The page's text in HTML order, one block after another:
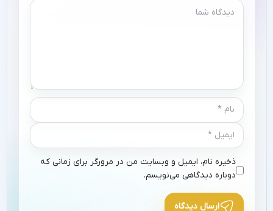
ذخیره نام، ایمیل و وبسایت من در مرورگر برای زمانی که
دوباره دیدگاهی می‌نویسم.
ارسال دیدگاه